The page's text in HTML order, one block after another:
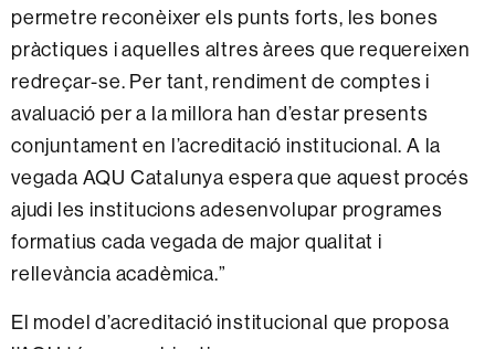
permetre reconèixer els punts forts, les bones
pràctiques i aquelles altres àrees que requereixen
redreçar-se. Per tant, rendiment de comptes i
avaluació per a la millora han d’estar presents
conjuntament en l’acreditació institucional. A la
vegada AQU Catalunya espera que aquest procés
ajudi les institucions adesenvolupar programes
formatius cada vegada de major qualitat i
rellevància acadèmica.”
El model d’acreditació institucional que proposa